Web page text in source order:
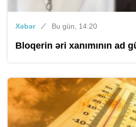
Xəbər Bu gün, 14:20
Bloqerin əri xanımının ad